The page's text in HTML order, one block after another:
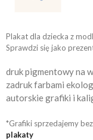
Plakat dla dziecka z
Sprawdzi się jako
druk pigmentowy na
zadruk farbami
autorskie grafiki i
*Grafiki sprzedajemy
plakaty